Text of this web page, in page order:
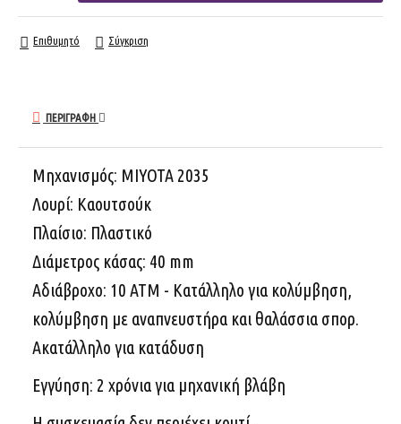
Επιθυμητό Σύγκριση
ΠΕΡΙΓΡΑΦΉ
Μηχανισμός: MIYOTA 2035
Λουρί: Καουτσούκ
Πλαίσιο: Πλαστικό
Διάμετρος κάσας: 40 mm
Αδιάβροχο: 10 ΑΤΜ - Κατάλληλο για κολύμβηση,
κολύμβηση με αναπνευστήρα και θαλάσσια σπορ.
Ακατάλληλο για κατάδυση
Εγγύηση: 2 χρόνια για μηχανική βλάβη